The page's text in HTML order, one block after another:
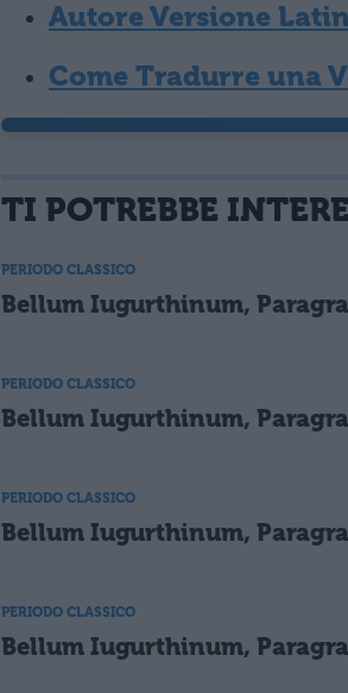
Autore Versione
Come Tradurre una
TI POTREBBE
PERIODO CLASSICO
Bellum Iugurthinum,
PERIODO CLASSICO
Bellum Iugurthinum,
PERIODO CLASSICO
Bellum Iugurthinum,
PERIODO CLASSICO
Bellum Iugurthinum,